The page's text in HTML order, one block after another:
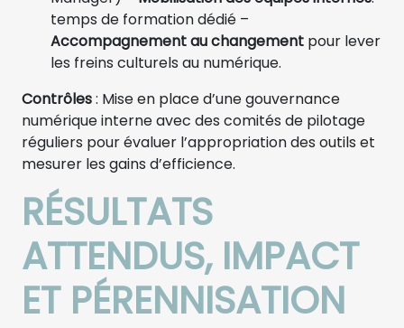
temps de formation dédié –
Accompagnement au changement pour lever
les freins culturels au numérique.
Contrôles: Mise en place d’une gouvernance
numérique interne avec des comités de pilotage
réguliers pour évaluer l’appropriation des outils et
mesurer les gains d’efficience.
RÉSULTATS
ATTENDUS, IMPACT
ET PÉRENNISATION